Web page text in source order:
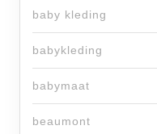
baby kleding
babykleding
babymaat
beaumont